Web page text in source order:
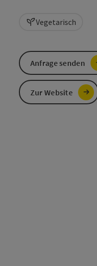
Vegetarisch
Anfrage senden
Zur Website